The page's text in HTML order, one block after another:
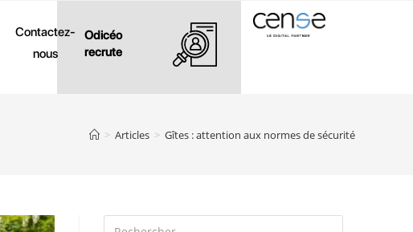
Odicéo
recrute
Contactez-
nous
> Articles > Gîtes : attention aux normes de sécurité